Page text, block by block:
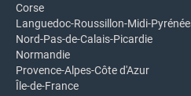
Corse
Languedoc-Roussillon-Midi-
Nord-Pas-de-Calais-Picardie
Normandie
Provence-Alpes-Côte d'Azur
Île-de-France